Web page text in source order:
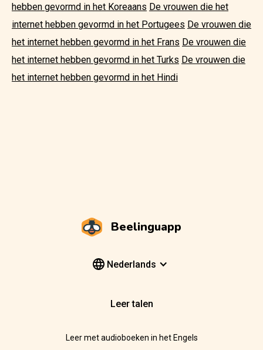
hebben gevormd in het Koreaans De vrouwen die het
internet hebben gevormd in het Portugees De vrouwen die
het internet hebben gevormd in het Frans De vrouwen die
het internet hebben gevormd in het Turks De vrouwen die
het internet hebben gevormd in het Hindi
Beelinguapp
Nederlands
Leer talen
Leer met audioboeken in het Engels